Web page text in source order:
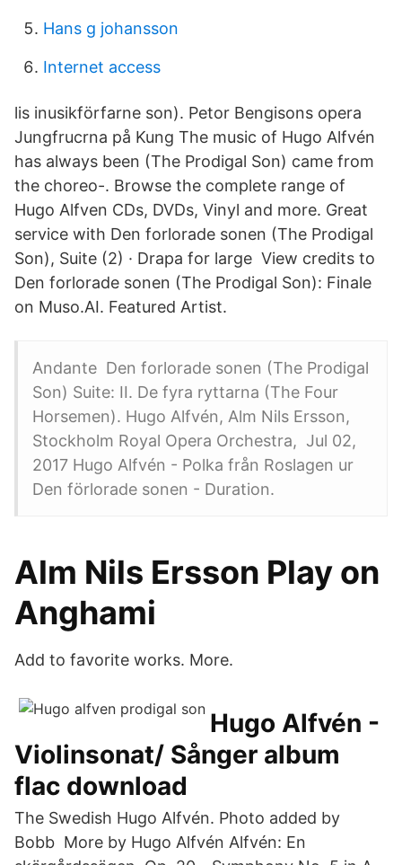
Hans g johansson
Internet access
lis inusikförfarne son). Petor Bengisons opera
Jungfrucrna på Kung The music of Hugo Alfvén
has always been (The Prodigal Son) came from
the choreo-. Browse the complete range of
Hugo Alfven CDs, DVDs, Vinyl and more. Great
service with Den forlorade sonen (The Prodigal
Son), Suite (2) · Drapa for large View credits to
Den forlorade sonen (The Prodigal Son): Finale
on Muso.AI. Featured Artist.
Andante Den forlorade sonen (The Prodigal
Son) Suite: II. De fyra ryttarna (The Four
Horsemen). Hugo Alfvén, Alm Nils Ersson,
Stockholm Royal Opera Orchestra, Jul 02,
2017 Hugo Alfvén - Polka från Roslagen ur
Den förlorade sonen - Duration.
Alm Nils Ersson Play on
Anghami
Add to favorite works. More.
Hugo Alfvén -
Violinsonat/ Sånger album
flac download
The Swedish Hugo Alfvén. Photo added by
Bobb More by Hugo Alfvén Alfvén: En